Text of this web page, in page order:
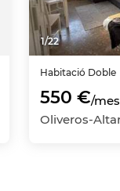
1/22
Habitació Doble
550 €/mes